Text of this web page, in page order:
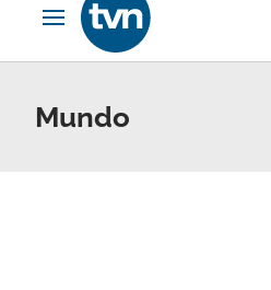
Obrir navegació
Mundo